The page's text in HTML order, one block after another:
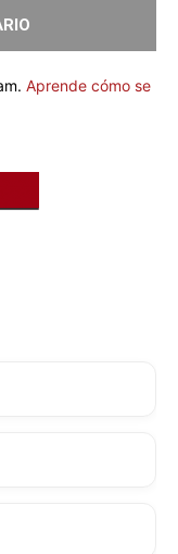
Aprende cómo se